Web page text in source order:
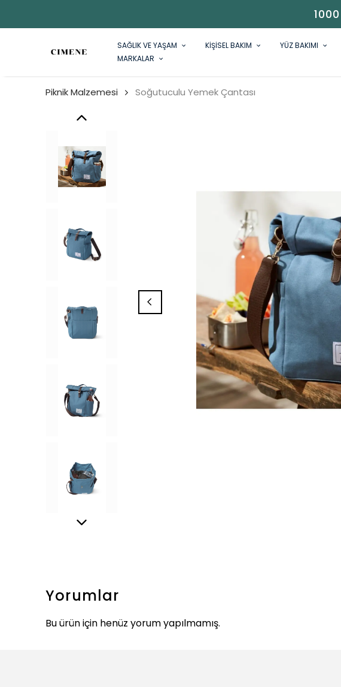
SAĞLIK VE YAŞAM KİŞİSEL BAKIM YÜZ BAKIMI
MARKALAR
Piknik Malzemesi Soğutuculu Yemek Çantası
Yorumlar
Bu ürün için henüz yorum yapılmamış.